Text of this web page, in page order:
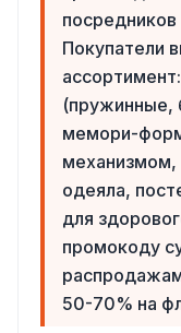
посредников
Покупатели
(пружинные,
мемори-
механизмом,
одеяла,
для
промокоду
50-70% на